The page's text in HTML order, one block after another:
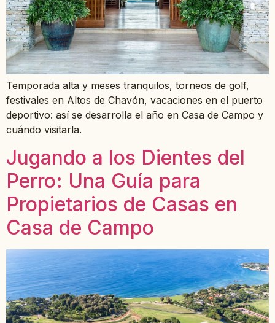
Temporada alta y meses tranquilos, torneos de golf,
festivales en Altos de Chavón, vacaciones en el puerto
deportivo: así se desarrolla el año en Casa de Campo y
cuándo visitarla.
Jugando a los Dientes del
Perro: Una Guía para
Propietarios de Casas en
Casa de Campo